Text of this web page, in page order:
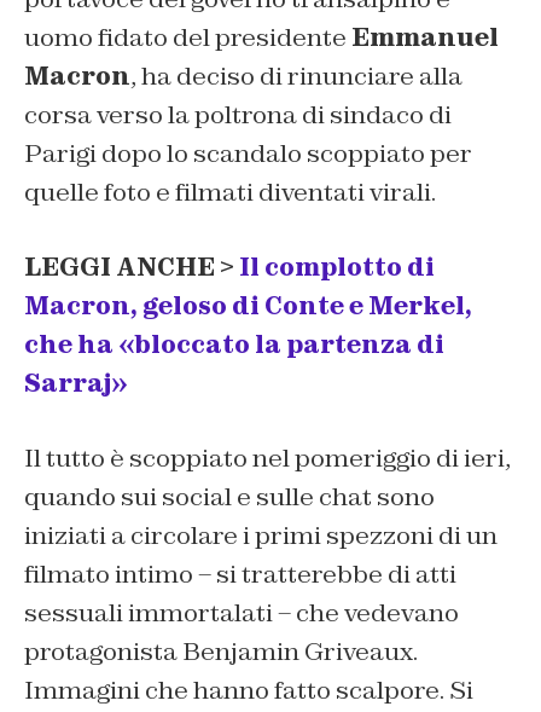
uomo fidato del presidente Emmanuel
Macron, ha deciso di rinunciare alla
corsa verso la poltrona di sindaco di
Parigi dopo lo scandalo scoppiato per
quelle foto e filmati diventati virali.
LEGGI ANCHE > Il complotto di
Macron, geloso di Conte e Merkel,
che ha «bloccato la partenza di
Sarraj»
Il tutto è scoppiato nel pomeriggio di ieri,
quando sui social e sulle chat sono
iniziati a circolare i primi spezzoni di un
filmato intimo – si tratterebbe di atti
sessuali immortalati – che vedevano
protagonista Benjamin Griveaux.
Immagini che hanno fatto scalpore. Si